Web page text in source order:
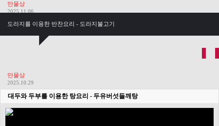
만물상
2025.11.06
도라지를 이용한 반찬요리 - 도라지불고기
만물상
2025.10.29
대두와 두부를 이용한 탕요리 - 두유버섯들깨탕